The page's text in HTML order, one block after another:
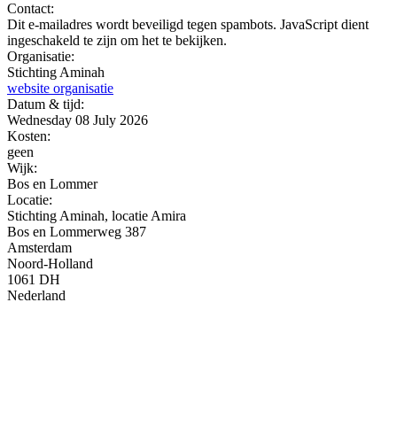
Contact:
Dit e-mailadres wordt beveiligd tegen spambots. JavaScript dient
ingeschakeld te zijn om het te bekijken.
Organisatie:
Stichting Aminah
website organisatie
Datum & tijd:
Wednesday 08 July 2026
Kosten:
geen
Wijk:
Bos en Lommer
Locatie:
Stichting Aminah, locatie Amira
Bos en Lommerweg 387
Amsterdam
Noord-Holland
1061 DH
Nederland